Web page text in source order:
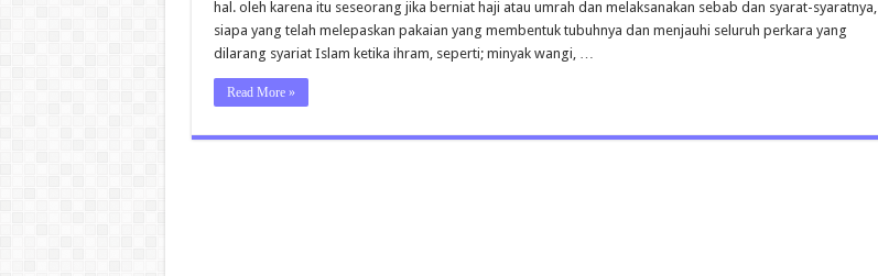
hal. oleh karena itu seseorang jika berniat haji atau umrah dan melaksanakan sebab dan syarat-syaratnya,
siapa yang telah melepaskan pakaian yang membentuk tubuhnya dan menjauhi seluruh perkara yang
dilarang syariat Islam ketika ihram, seperti; minyak wangi, …
Read More »